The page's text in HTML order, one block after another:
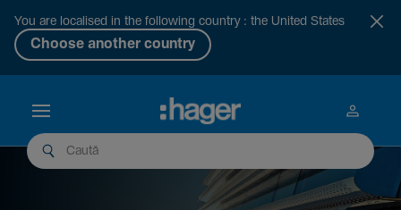
You are localised in the following country : the United States
Choose another country